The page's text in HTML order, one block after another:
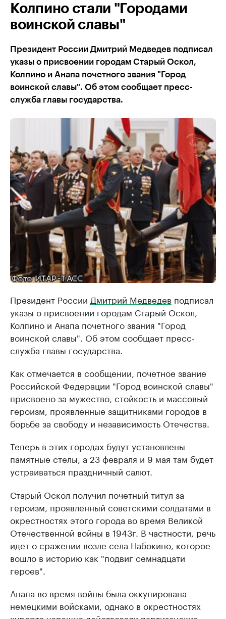
Колпино стали "Городами
воинской славы"
Президент России Дмитрий Медведев подписал
указы о присвоении городам Старый Оскол,
Колпино и Анапа почетного звания "Город
воинской славы". Об этом сообщает пресс-
служба главы государства.
Президент России Дмитрий Медведев подписал
указы о присвоении городам Старый Оскол,
Колпино и Анапа почетного звания "Город
воинской славы". Об этом сообщает пресс-
служба главы государства.
Как отмечается в сообщении, почетное звание
Российской Федерации "Город воинской славы"
присвоено за мужество, стойкость и массовый
героизм, проявленные защитниками городов в
борьбе за свободу и независимость Отечества.
Теперь в этих городах будут установлены
памятные стелы, а 23 февраля и 9 мая там будет
устраиваться праздничный салют.
Старый Оскол получил почетный титул за
героизм, проявленный советскими солдатами в
окрестностях этого города во время Великой
Отечественной войны в 1943г. В частности, речь
идет о сражении возле села Набокино, которое
вошло в историю как "подвиг семнадцати
героев".
Анапа во время войны была оккупирована
немецкими войсками, однако в окрестностях